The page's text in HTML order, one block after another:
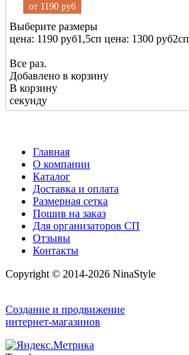
от 1190 руб
Выберите размеры
цена: 1190 руб1,5сп цена: 1300 руб2сп
Все раз.
Добавлено в корзину
В корзину
секунду
Главная
О компании
Каталог
Доставка и оплата
Размерная сетка
Пошив на заказ
Для организаторов СП
Отзывы
Контакты
Copyright © 2014-2026 NinaStyle
Создание и продвижение
интернет-магазинов